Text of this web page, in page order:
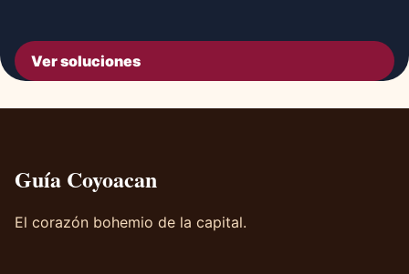
Ver soluciones
Guía Coyoacan
El corazón bohemio de la capital.